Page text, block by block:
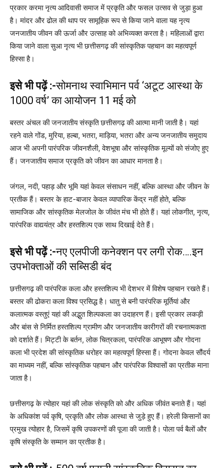
प्रकार करमा नृत्य आदिवासी समाज में प्रकृति और फसल उत्सव से जुड़ा हुआ
है। मांदर और ढोल की थाप पर सामूहिक रूप से किया जाने वाला यह नृत्य
जनजातीय जीवन की ऊर्जा और उत्साह को अभिव्यक्त करता है। महिलाओं द्वारा
किया जाने वाला सुआ नृत्य भी छत्तीसगढ़ की सांस्कृतिक पहचान का महत्वपूर्ण
हिस्सा है।
इसे भी पढ़ें :-सोमनाथ स्वाभिमान पर्व ‘अटूट आस्था के
1000 वर्ष’ का आयोजन 11 मई को
बस्तर अंचल की जनजातीय संस्कृति छत्तीसगढ़ की आत्मा मानी जाती है। यहां
रहने वाले गोंड, मुरिया, हल्बा, भतरा, माड़िया, भतरा और अन्य जनजातीय समुदाय
आज भी अपनी पारंपरिक जीवनशैली, वेशभूषा और सांस्कृतिक मूल्यों को संजोए हुए
हैं। जनजातीय समाज प्रकृति को जीवन का आधार मानता है।
जंगल, नदी, पहाड़ और भूमि यहां केवल संसाधन नहीं, बल्कि आस्था और जीवन के
प्रतीक हैं। बस्तर के हाट-बाजार केवल व्यापारिक केंद्र नहीं होते, बल्कि
सामाजिक और सांस्कृतिक मेलजोल के जीवंत मंच भी होते हैं। यहां लोकगीत, नृत्य,
पारंपरिक वाद्ययंत्र और हस्तशिल्प एक साथ दिखाई देते हैं।
इसे भी पढ़ें :-नए एलपीजी कनेक्शन पर लगी रोक….इन
उपभोक्ताओं की सब्सिडी बंद
छत्तीसगढ़ की पारंपरिक कला और हस्तशिल्प भी देशभर में विशेष पहचान रखते हैं।
बस्तर की ढोकरा कला विश्व प्रसिद्ध है। धातु से बनी पारंपरिक मूर्तियां और
कलात्मक वस्तुएं यहां की अद्भुत शिल्पकला का उदाहरण हैं। इसी प्रकार लकड़ी
और बांस से निर्मित हस्तशिल्प ग्रामीण और जनजातीय कारीगरों की रचनात्मकता
को दर्शाते हैं। मिट्टी के बर्तन, लोक चित्रकला, पारंपरिक आभूषण और गोदना
कला भी प्रदेश की सांस्कृतिक धरोहर का महत्वपूर्ण हिस्सा हैं। गोदना केवल सौंदर्य
का माध्यम नहीं, बल्कि सांस्कृतिक पहचान और पारंपरिक विश्वासों का प्रतीक माना
जाता है।
छत्तीसगढ़ के त्योहार यहां की लोक संस्कृति को और अधिक जीवंत बनाते हैं। यहां
के अधिकांश पर्व कृषि, प्रकृति और लोक आस्था से जुड़े हुए हैं। हरेली किसानों का
प्रमुख त्योहार है, जिसमें कृषि उपकरणों की पूजा की जाती है। पोला पर्व बैलों और
कृषि संस्कृति के सम्मान का प्रतीक है।